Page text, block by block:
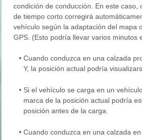
condición de conducción. En este caso,
de tiempo corto corregirá
vehículo según la adaptación del mapa
GPS. (Esto podría llevar varios minutos
• Cuando conduzca en una calzada
Y, la posición actual podría
• Si el vehículo se carga en un
marca de la posición actual podría
posición antes de la carga.
• Cuando conduzca en una calzada